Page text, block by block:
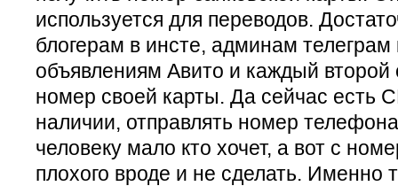
используется для переводов.
блогерам в инсте, админам
объявлениям Авито и каждый второй
номер своей карты. Да сейчас есть
наличии, отправлять номер
человеку мало кто хочет, а вот с
плохого вроде и не сделать. Именно